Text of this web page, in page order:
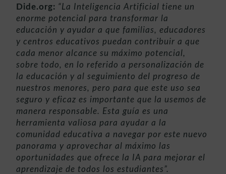
Dide.org: “La Inteligencia Artificial tiene un
enorme potencial para transformar la
educación y ayudar a que familias, educadores
y centros educativos puedan contribuir a que
cada menor alcance su máximo potencial,
sobre todo, en lo referido a personalización de
la educación y al seguimiento del progreso de
nuestros menores, pero para que este uso sea
seguro y eficaz es importante que la usemos de
manera responsable. Esta guía es una
herramienta valiosa para ayudar a la
comunidad educativa a navegar por este nuevo
panorama y aprovechar al máximo las
oportunidades que ofrece la IA para mejorar el
aprendizaje de todos los estudiantes”.